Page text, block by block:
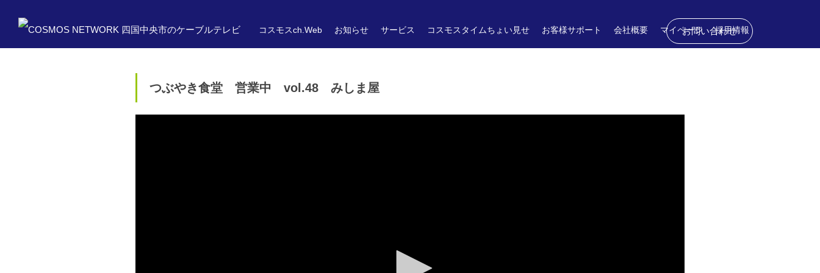
お問い合わせ
コスモスch.Web お知らせ サービス コスモスタイムちょい見せ お客様サポート 会社概要 マイページ 採用情報
つぶやき食堂 営業中 vol.48 みしま屋